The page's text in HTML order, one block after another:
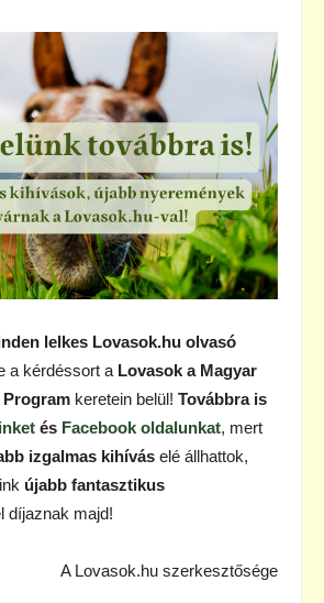
lelkes Lovasok.hu olvasó
a kérdéssort a Lovasok a Magyar
keretein belül! Továbbra is
és Facebook oldalunkat, mert
izgalmas kihívás elé állhattok,
újabb fantasztikus
díjaznak majd!
A Lovasok.hu szerkesztősége